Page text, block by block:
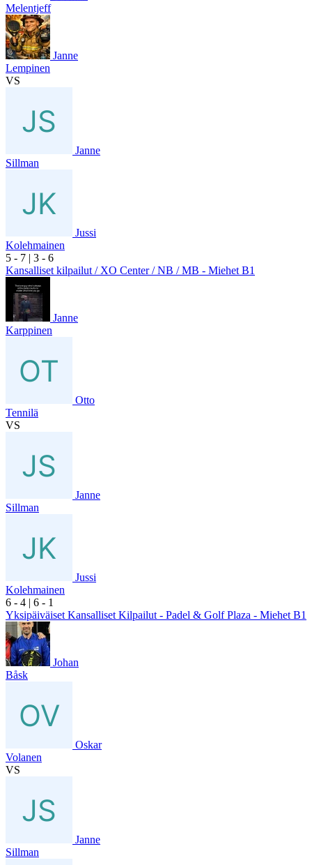
Melentjeff
Janne
Lempinen
VS
Janne
Sillman
Jussi
Kolehmainen
5 - 7 | 3 - 6
Kansalliset kilpailut / XO Center / NB / MB - Miehet B1
Janne
Karppinen
Otto
Tennilä
VS
Janne
Sillman
Jussi
Kolehmainen
6 - 4 | 6 - 1
Yksipäiväiset Kansalliset Kilpailut - Padel & Golf Plaza - Miehet B1
Johan
Båsk
Oskar
Volanen
VS
Janne
Sillman